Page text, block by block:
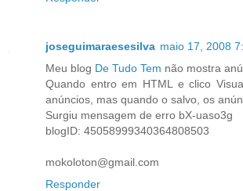
joseguimaraesesilva maio 17, 2008
Meu blog De Tudo Tem não mostra
Quando entro em HTML e clico
anúncios, mas quando o salvo, os
Surgiu mensagem de erro bX-uaso3g
blogID: 45058999340364808503
mokoloton@gmail.com
Responder